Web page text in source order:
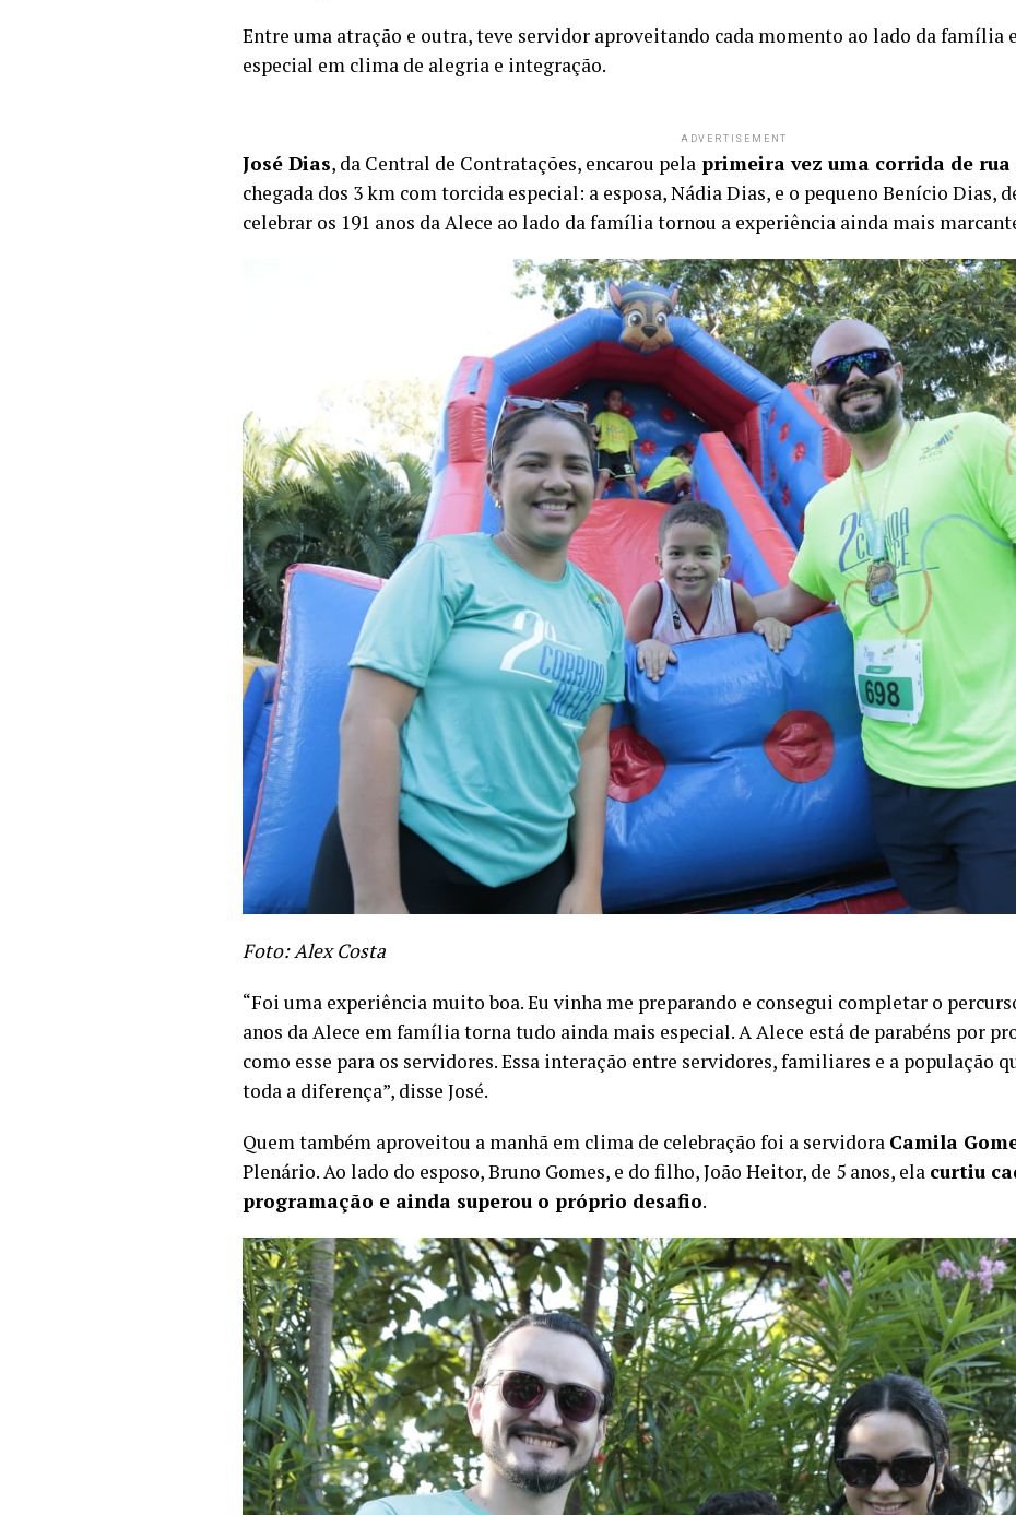
Entre uma atração e outra, teve servidor aproveitando cada momento ao lado da família
especial em clima de alegria e integração.
ADVERTISEMENT
José Dias, da Central de Contratações, encarou pela primeira vez uma corrida de rua
chegada dos 3 km com torcida especial: a esposa, Nádia Dias, e o pequeno Benício Dias,
celebrar os 191 anos da Alece ao lado da família tornou a experiência ainda mais
Foto: Alex Costa
“Foi uma experiência muito boa. Eu vinha me preparando e consegui completar o
anos da Alece em família torna tudo ainda mais especial. A Alece está de parabéns por
como esse para os servidores. Essa interação entre servidores, familiares e a população
toda a diferença”, disse José.
Quem também aproveitou a manhã em clima de celebração foi a servidora Camila
Plenário. Ao lado do esposo, Bruno Gomes, e do filho, João Heitor, de 5 anos, ela curtiu
programação e ainda superou o próprio desafio.